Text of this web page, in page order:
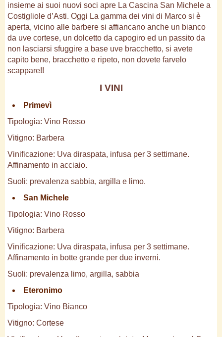
insieme ai suoi nuovi soci apre La Cascina San Michele a
Costigliole d’Asti. Oggi La gamma dei vini di Marco si è
aperta, vicino alle barbere si affiancano anche un bianco
da uve cortese, un dolcetto da capogiro ed un passito da
non lasciarsi sfuggire a base uve bracchetto, si avete
capito bene, bracchetto e ripeto, non dovete farvelo
scappare!!
I VINI
Primevì
Tipologia: Vino Rosso
Vitigno: Barbera
Vinificazione: Uva diraspata, infusa per 3 settimane.
Affinamento in acciaio.
Suoli: prevalenza sabbia, argilla e limo.
San Michele
Tipologia: Vino Rosso
Vitigno: Barbera
Vinificazione: Uva diraspata, infusa per 3 settimane.
Affinamento in botte grande per due inverni.
Suoli: prevalenza limo, argilla, sabbia
Eteronimo
Tipologia: Vino Bianco
Vitigno: Cortese